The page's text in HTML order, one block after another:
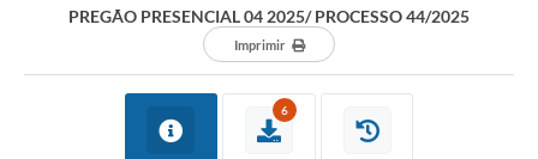
PREGÃO PRESENCIAL 04 2025/ PROCESSO 44/2025
Imprimir
6